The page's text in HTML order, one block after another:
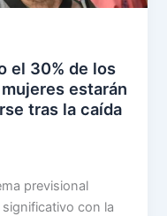
el 30% de los
estarán
tras la caída
previsional
con la